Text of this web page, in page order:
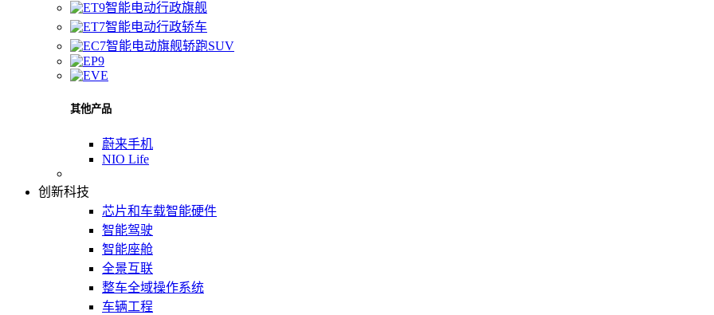
智能电动行政旗舰
智能电动行政轿车
智能电动旗舰轿跑SUV
其他产品
蔚来手机
NIO Life
创新科技
芯片和车载智能硬件
智能驾驶
智能座舱
全景互联
整车全域操作系统
车辆工程